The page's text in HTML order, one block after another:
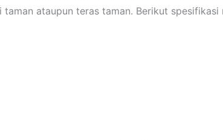
ataupun teras taman. Berikut spesifikasi